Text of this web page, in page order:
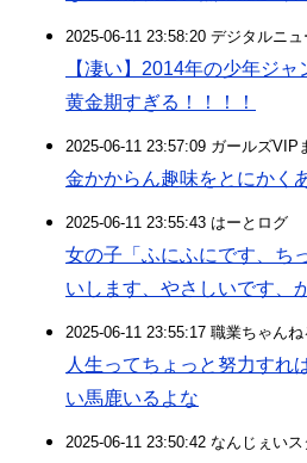
2025-06-11 23:58:20 デジタルニ
【凄い】2014年の少年ジ
黄金期すぎる！！！！
2025-06-11 23:57:09 ガールズVIP
金かからん趣味をとにかく
2025-06-11 23:55:43 はーとログ
女の子「ふにふにです、ち
いします、やさしいです、
2025-06-11 23:55:17 職業ちゃんね
人生ってちょっと努力すれ
い馬鹿いるよな
2025-06-11 23:50:42 なんじぇい